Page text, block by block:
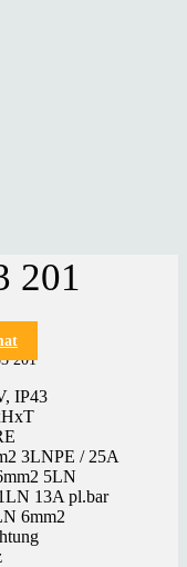
201
201
IP43
3LNPE / 25A
5LN
13A pl.bar
6mm2